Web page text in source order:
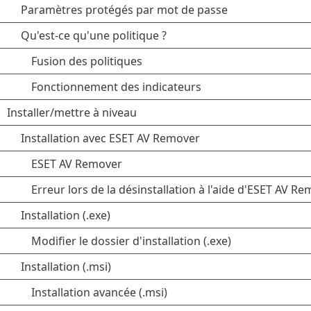
Paramètres protégés par mot de passe
Qu'est-ce qu'une politique ?
Fusion des politiques
Fonctionnement des indicateurs
Installer/mettre à niveau
Installation avec ESET AV Remover
ESET AV Remover
Erreur lors de la désinstallation à l'aide d'ESET AV
Installation (.exe)
Modifier le dossier d'installation (.exe)
Installation (.msi)
Installation avancée (.msi)